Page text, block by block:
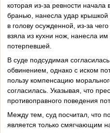
которая из-за ревности
бранью, нанесла удар крышкой
в голову осужденной, из-за
взяла из кухни нож, нанесла
потерпевшей.
В суде подсудимая
обвинением, однако с иском
пользу компенсацию
согласилась. Указывая, что
противоправного поведения
Между тем, суд посчитал, что
является только смягчающим